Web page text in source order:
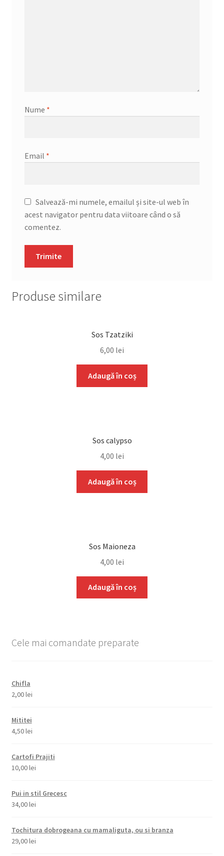
Nume *
Email *
Salvează-mi numele, emailul și site-ul web în
acest navigator pentru data viitoare când o să
comentez.
Produse similare
Sos Tzatziki
6,00 lei
Adaugă în coș
Sos calypso
4,00 lei
Adaugă în coș
Sos Maioneza
4,00 lei
Adaugă în coș
Cele mai comandate preparate
Chifla
2,00lei
Mititei
4,50lei
Cartofi Prajiti
10,00lei
Pui in stil Grecesc
34,00lei
Tochitura dobrogeana cu mamaliguta, ou si branza
29,00lei